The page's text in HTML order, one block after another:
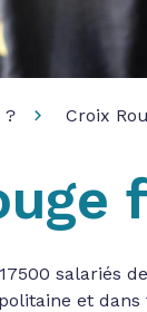
? Croix
salariés
et